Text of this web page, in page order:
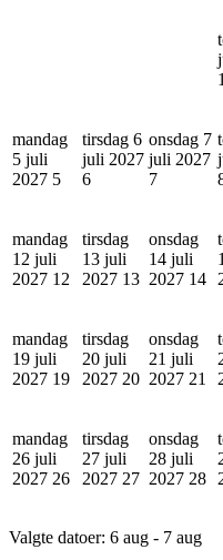
1
mandag
5 juli
2027 5
tirsdag 6
juli 2027
6
onsdag 7
juli 2027
7
mandag
12 juli
2027 12
tirsdag
13 juli
2027 13
onsdag
14 juli
2027 14
mandag
19 juli
2027 19
tirsdag
20 juli
2027 20
onsdag
21 juli
2027 21
mandag
26 juli
2027 26
tirsdag
27 juli
2027 27
onsdag
28 juli
2027 28
Valgte datoer: 6 aug - 7 aug